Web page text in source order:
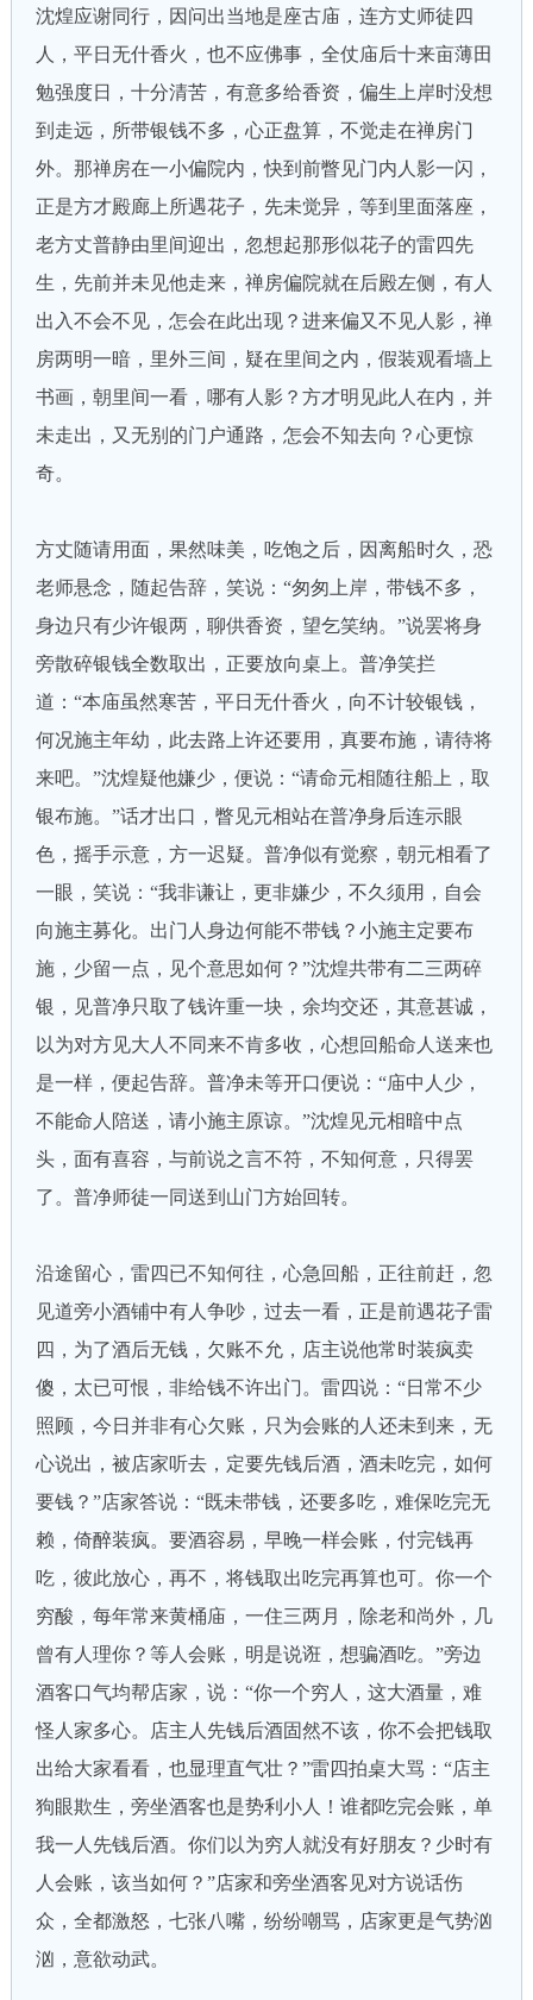
沈煌应谢同行，因问出当地是座古庙，连方丈师徒四
人，平日无什香火，也不应佛事，全仗庙后十来亩薄田
勉强度日，十分清苦，有意多给香资，偏生上岸时没想
到走远，所带银钱不多，心正盘算，不觉走在禅房门
外。那禅房在一小偏院内，快到前瞥见门内人影一闪，
正是方才殿廊上所遇花子，先未觉异，等到里面落座，
老方丈普静由里间迎出，忽想起那形似花子的雷四先
生，先前并未见他走来，禅房偏院就在后殿左侧，有人
出入不会不见，怎会在此出现？进来偏又不见人影，禅
房两明一暗，里外三间，疑在里间之内，假装观看墙上
书画，朝里间一看，哪有人影？方才明见此人在内，并
未走出，又无别的门户通路，怎会不知去向？心更惊
奇。
方丈随请用面，果然味美，吃饱之后，因离船时久，恐
老师悬念，随起告辞，笑说：“匆匆上岸，带钱不多，
身边只有少许银两，聊供香资，望乞笑纳。”说罢将身
旁散碎银钱全数取出，正要放向桌上。普净笑拦
道：“本庙虽然寒苦，平日无什香火，向不计较银钱，
何况施主年幼，此去路上许还要用，真要布施，请待将
来吧。”沈煌疑他嫌少，便说：“请命元相随往船上，取
银布施。”话才出口，瞥见元相站在普净身后连示眼
色，摇手示意，方一迟疑。普净似有觉察，朝元相看了
一眼，笑说：“我非谦让，更非嫌少，不久须用，自会
向施主募化。出门人身边何能不带钱？小施主定要布
施，少留一点，见个意思如何？”沈煌共带有二三两碎
银，见普净只取了钱许重一块，余均交还，其意甚诚，
以为对方见大人不同来不肯多收，心想回船命人送来也
是一样，便起告辞。普净未等开口便说：“庙中人少，
不能命人陪送，请小施主原谅。”沈煌见元相暗中点
头，面有喜容，与前说之言不符，不知何意，只得罢
了。普净师徒一同送到山门方始回转。
沿途留心，雷四已不知何往，心急回船，正往前赶，忽
见道旁小酒铺中有人争吵，过去一看，正是前遇花子雷
四，为了酒后无钱，欠账不允，店主说他常时装疯卖
傻，太已可恨，非给钱不许出门。雷四说：“日常不少
照顾，今日并非有心欠账，只为会账的人还未到来，无
心说出，被店家听去，定要先钱后酒，酒未吃完，如何
要钱？”店家答说：“既未带钱，还要多吃，难保吃完无
赖，倚醉装疯。要酒容易，早晚一样会账，付完钱再
吃，彼此放心，再不，将钱取出吃完再算也可。你一个
穷酸，每年常来黄桶庙，一住三两月，除老和尚外，几
曾有人理你？等人会账，明是说诳，想骗酒吃。”旁边
酒客口气均帮店家，说：“你一个穷人，这大酒量，难
怪人家多心。店主人先钱后酒固然不该，你不会把钱取
出给大家看看，也显理直气壮？”雷四拍桌大骂：“店主
狗眼欺生，旁坐酒客也是势利小人！谁都吃完会账，单
我一人先钱后酒。你们以为穷人就没有好朋友？少时有
人会账，该当如何？”店家和旁坐酒客见对方说话伤
众，全都激怒，七张八嘴，纷纷嘲骂，店家更是气势汹
汹，意欲动武。